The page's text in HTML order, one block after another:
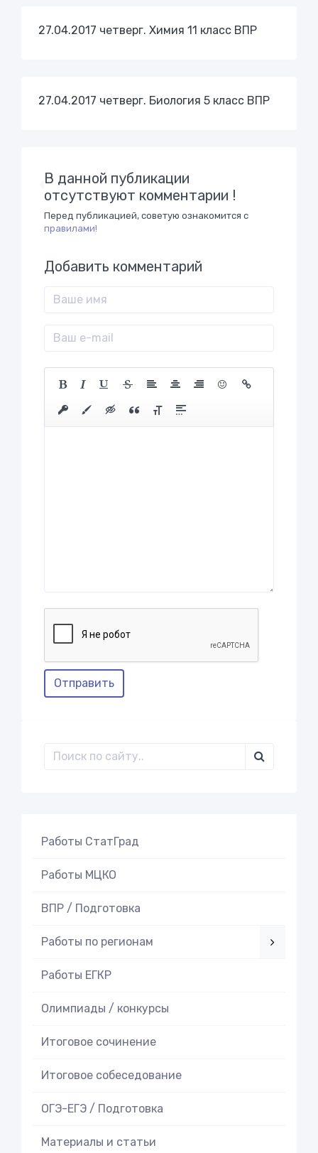
27.04.2017 четверг. Химия 11 класс ВПР
27.04.2017 четверг. Биология 5 класс ВПР
В данной публикации
отсутствуют комментарии !
Перед публикацией, советую ознакомится с
правилами!
Добавить комментарий
Отправить
Работы СтатГрад
Работы МЦКО
ВПР / Подготовка
Работы по регионам
Работы ЕГКР
Олимпиады / конкурсы
Итоговое cочинение
Итоговое cобеседование
ОГЭ-ЕГЭ / Подготовка
Материалы и статьи